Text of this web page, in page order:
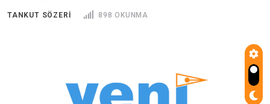
TANKUT SÖZERİ 898 OKUNMA